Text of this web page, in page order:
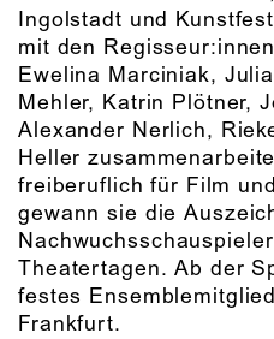
Ingolstadt und
mit den
Ewelina Marciniak,
Mehler, Katrin Plötner,
Alexander Nerlich,
Heller
freiberuflich für Film
gewann sie die
Theatertagen. Ab der
festes
Frankfurt.